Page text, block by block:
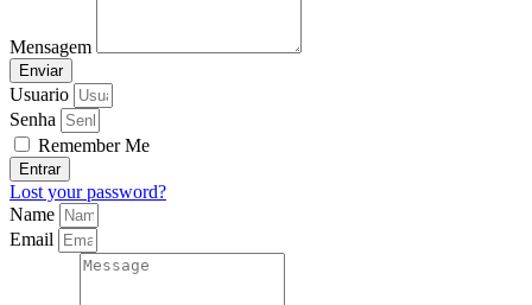
Mensagem
Enviar
Usuario
Senha
Remember Me
Entrar
Lost your password?
Name
Email